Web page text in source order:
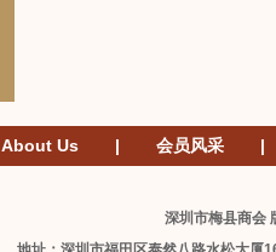
About Us | 会员风采 |
深圳市梅县商